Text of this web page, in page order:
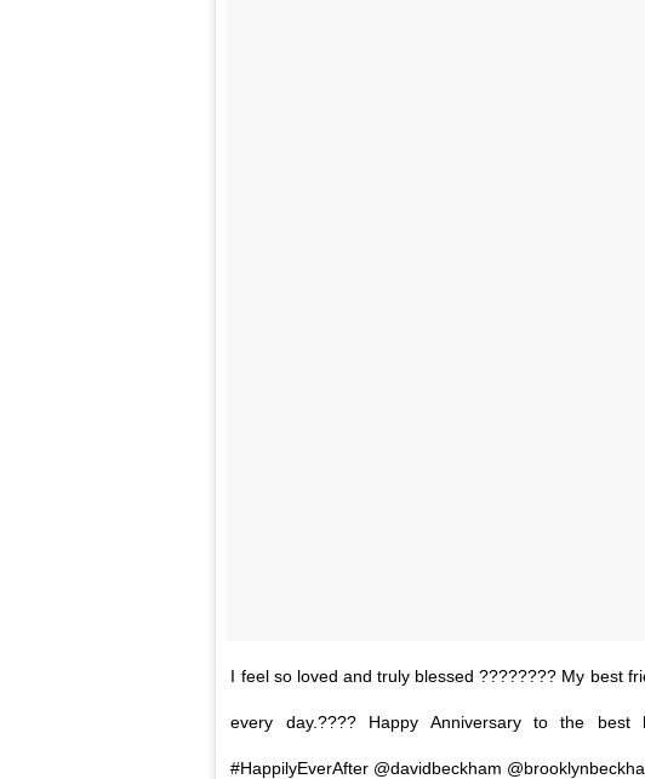
I feel so loved and truly blessed ???????? My best
every day.???? Happy Anniversary to the
#HappilyEverAfter @davidbeckham